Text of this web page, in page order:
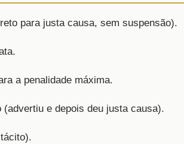
para justa causa, sem suspensão).
a penalidade máxima.
e depois deu justa causa).